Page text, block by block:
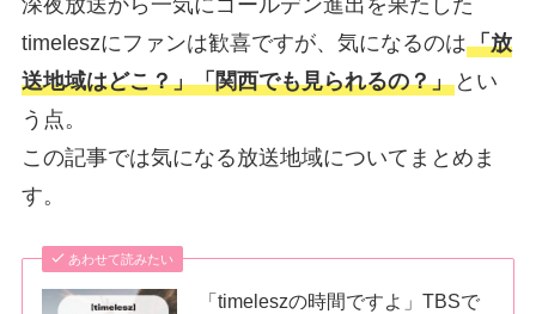
深夜放送から一気にゴールデン進出を果たした
timeleszにファンは歓喜ですが、気になるのは「放
送地域はどこ？」「関西でも見られるの？」とい
う点。
この記事では気になる放送地域についてまとめま
す。
あわせて読みたい
「timeleszの時間ですよ」TBSで